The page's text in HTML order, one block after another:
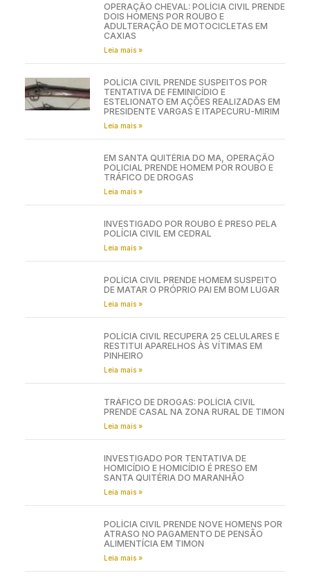
OPERAÇÃO CHEVAL: POLÍCIA CIVIL PRENDE
DOIS HOMENS POR ROUBO E
ADULTERAÇÃO DE MOTOCICLETAS EM
CAXIAS
Leia mais »
POLÍCIA CIVIL PRENDE SUSPEITOS POR
TENTATIVA DE FEMINICÍDIO E
ESTELIONATO EM AÇÕES REALIZADAS EM
PRESIDENTE VARGAS E ITAPECURU-MIRIM
Leia mais »
EM SANTA QUITÉRIA DO MA, OPERAÇÃO
POLICIAL PRENDE HOMEM POR ROUBO E
TRÁFICO DE DROGAS
Leia mais »
INVESTIGADO POR ROUBO É PRESO PELA
POLÍCIA CIVIL EM CEDRAL
Leia mais »
POLÍCIA CIVIL PRENDE HOMEM SUSPEITO
DE MATAR O PRÓPRIO PAI EM BOM LUGAR
Leia mais »
POLÍCIA CIVIL RECUPERA 25 CELULARES E
RESTITUI APARELHOS ÀS VÍTIMAS EM
PINHEIRO
Leia mais »
TRÁFICO DE DROGAS: POLÍCIA CIVIL
PRENDE CASAL NA ZONA RURAL DE TIMON
Leia mais »
INVESTIGADO POR TENTATIVA DE
HOMICÍDIO E HOMICÍDIO É PRESO EM
SANTA QUITÉRIA DO MARANHÃO
Leia mais »
POLÍCIA CIVIL PRENDE NOVE HOMENS POR
ATRASO NO PAGAMENTO DE PENSÃO
ALIMENTÍCIA EM TIMON
Leia mais »